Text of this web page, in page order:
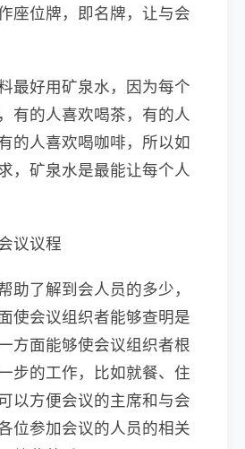
座位牌，即名牌，让与会
最好用矿泉水，因为每个
有的人喜欢喝茶，有的人
的人喜欢喝咖啡，所以如
，矿泉水是最能让每个人
议议程
助了解到会人员的多少，
使会议组织者能够查明是
方面能够使会议组织者根
步的工作，比如就餐、住
以方便会议的主席和与会
位参加会议的人员的相关